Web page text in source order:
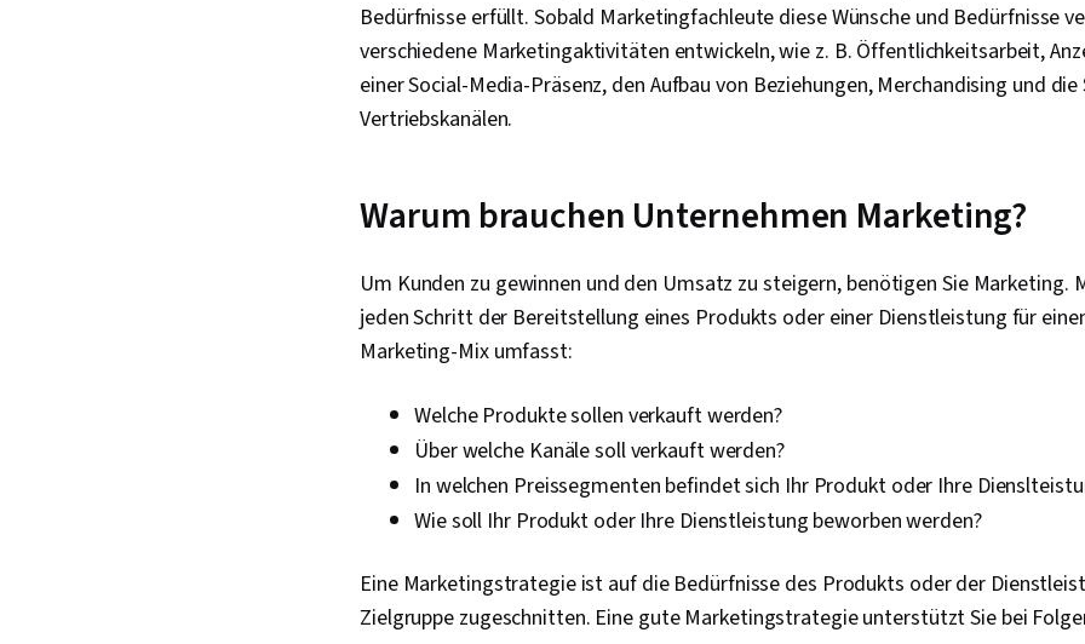
Entwicklung,
Tools,
Marketing-
fördern,
Bedürfnisse erfüllt. Sobald Marketingfachleute diese Wünsche und Bedürfnisse
verschiedene Marketingaktivitäten entwickeln, wie z. B. Öffentlichkeitsarbeit,
einer Social-Media-Präsenz, den Aufbau von Beziehungen, Merchandising und die
Vertriebskanälen.
Warum brauchen Unternehmen Marketing?
Um Kunden zu gewinnen und den Umsatz zu steigern, benötigen Sie Marketing.
jeden Schritt der Bereitstellung eines Produkts oder einer Dienstleistung für
Marketing-Mix umfasst:
Welche Produkte sollen verkauft werden?
Über welche Kanäle soll verkauft werden?
In welchen Preissegmenten befindet sich Ihr Produkt oder Ihre
Wie soll Ihr Produkt oder Ihre Dienstleistung beworben werden?
Eine Marketingstrategie ist auf die Bedürfnisse des Produkts oder der
Zielgruppe zugeschnitten. Eine gute Marketingstrategie unterstützt Sie bei